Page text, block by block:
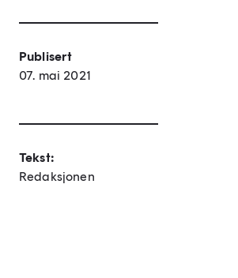
Publisert
07. mai 2021
Tekst:
Redaksjonen